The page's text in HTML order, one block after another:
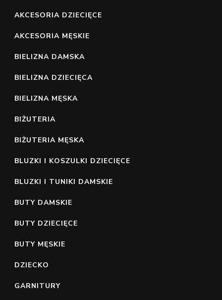
AKCESORIA DZIECIĘCE
AKCESORIA MĘSKIE
BIELIZNA DAMSKA
BIELIZNA DZIECIĘCA
BIELIZNA MĘSKA
BIŻUTERIA
BIŻUTERIA MĘSKA
BLUZKI I KOSZULKI DZIECIĘCE
BLUZKI I TUNIKI DAMSKIE
BUTY DAMSKIE
BUTY DZIECIĘCE
BUTY MĘSKIE
DZIECKO
GARNITURY